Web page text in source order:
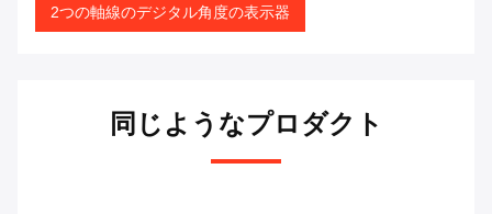
2つの軸線のデジタル角度の表示器
同じようなプロダクト